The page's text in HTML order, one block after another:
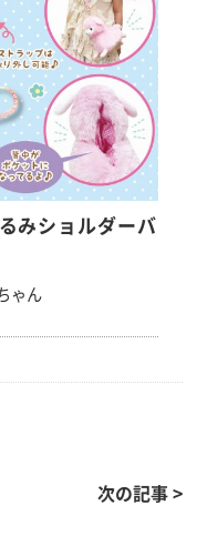
みショルダーバ
ゃん
次の記事 >